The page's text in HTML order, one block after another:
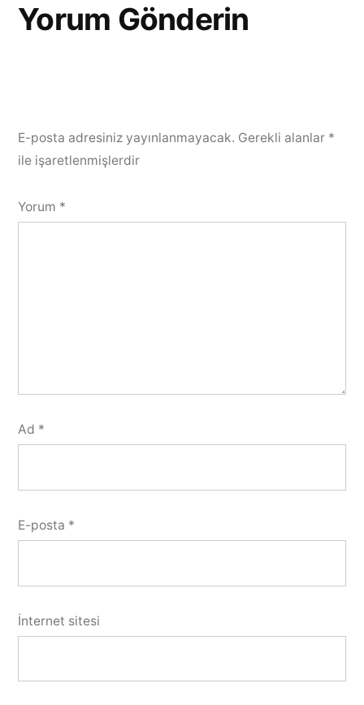
Yorum Gönderin
E-posta adresiniz yayınlanmayacak. Gerekli alanlar *
ile işaretlenmişlerdir
Yorum *
Ad *
E-posta *
İnternet sitesi